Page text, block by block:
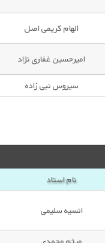
الهام کریمی اصل
امیرحسین غفاری نژاد
سیروس نبی زاده
نام استاد
انسیه سلیمی